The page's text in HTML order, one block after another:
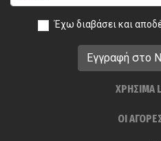
Έχω διαβάσει και
ΧΡΗΣΙΜΑ
ΟΙ